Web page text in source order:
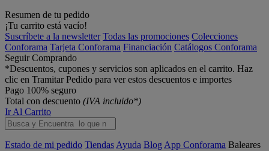
Resumen de tu pedido
¡Tu carrito está vacío!
Suscríbete a la newsletter Todas las promociones Colecciones
Conforama Tarjeta Conforama Financiación Catálogos Conforama
Seguir Comprando
*Descuentos, cupones y servicios son aplicados en el carrito. Haz
clic en Tramitar Pedido para ver estos descuentos e importes
Pago 100% seguro
Total con descuento (IVA incluido*)
Ir Al Carrito
Estado de mi pedido Tiendas Ayuda Blog App Conforama Baleares